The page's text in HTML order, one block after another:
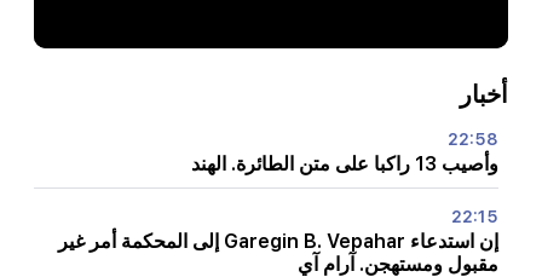
أخبار
22:58
وأصيب 13 راكبا على متن الطائرة. الهند
22:15
إن استدعاء Garegin B. Vepahar إلى المحكمة أمر غير
مقبول ومستهجن. آرام آي